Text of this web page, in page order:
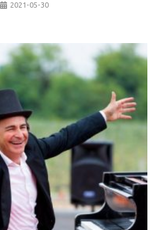
2021-05-30